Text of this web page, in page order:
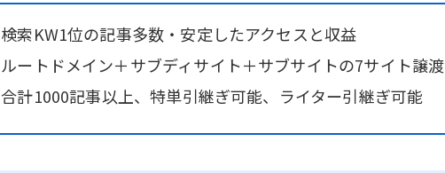
検索KW1位の記事多数・安定したアクセスと収益
ルートドメイン＋サブディサイト＋サブサイトの7サイト譲渡
合計1000記事以上、特単引継ぎ可能、ライター引継ぎ可能